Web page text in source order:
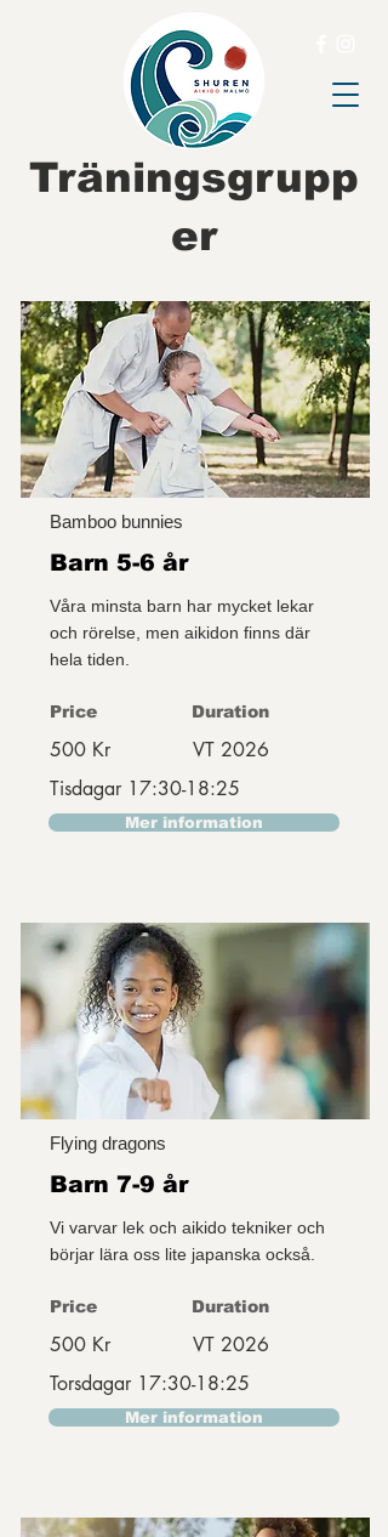
Träningsgrupp
er
Bamboo bunnies
Barn 5-6 år
Våra minsta barn har mycket lekar
och rörelse, men aikidon finns där
hela tiden.
Price
500 Kr
Duration
VT 2026
Tisdagar 17:30-18:25
Mer information
Flying dragons
Barn 7-9 år
Vi varvar lek och aikido tekniker och
börjar lära oss lite japanska också.
Price
500 Kr
Duration
VT 2026
Torsdagar 17:30-18:25
Mer information